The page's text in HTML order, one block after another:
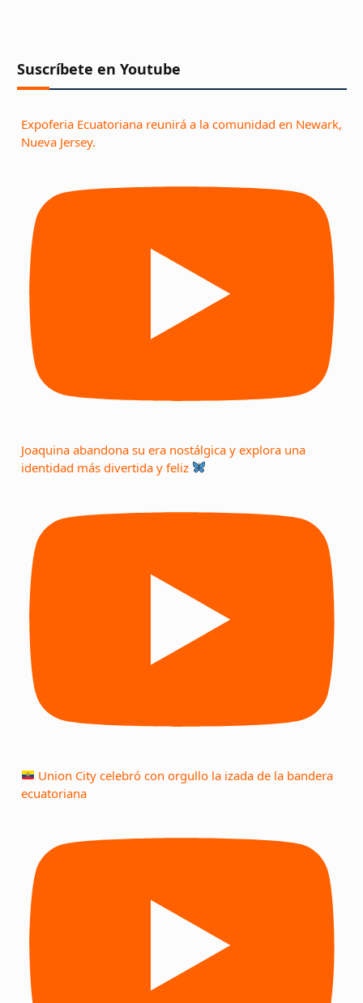
Suscríbete en Youtube
Expoferia Ecuatoriana reunirá a la comunidad en Newark,
Nueva Jersey.
Joaquina abandona su era nostálgica y explora una
identidad más divertida y feliz
Union City celebró con orgullo la izada de la bandera
ecuatoriana